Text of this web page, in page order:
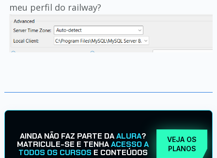
meu perfil do railway?
AINDA NÃO FAZ PARTE DAALURA?
MATRICULE-SE E TENHAACESSO A
TODOS OS CURSOS E CONTEÚDOS
VEJA OS
PLANOS